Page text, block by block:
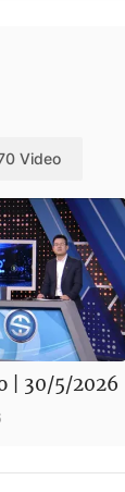
Video
| 30/5/2026